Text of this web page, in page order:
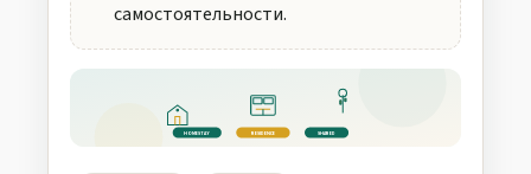
самостоятельности.
HOMESTAY RESIDENCE SHARED